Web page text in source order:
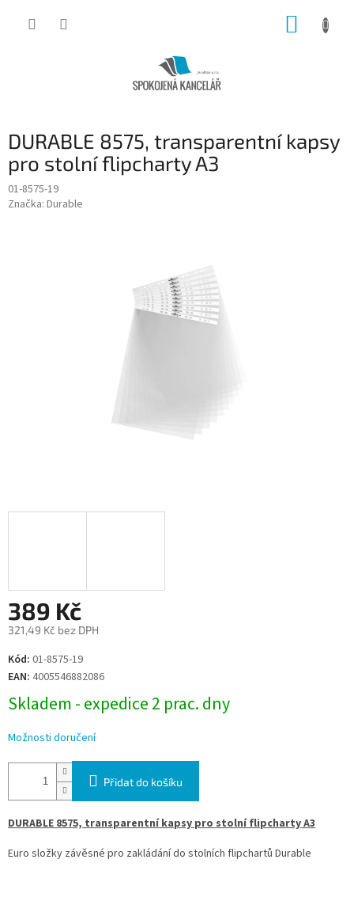
DURABLE 8575, transparentní kapsy
pro stolní flipcharty A3
01-8575-19
Značka: Durable
389 Kč
321,49 Kč bez DPH
Měrná
cena:
Kód: 01-8575-19
EAN: 4005546882086
Skladem - expedice 2 prac. dny
Možnosti doručení
Přidat do košíku
DURABLE 8575, transparentní kapsy pro stolní flipcharty A3
Euro složky závěsné pro zakládání do stolních flipchartů Durable